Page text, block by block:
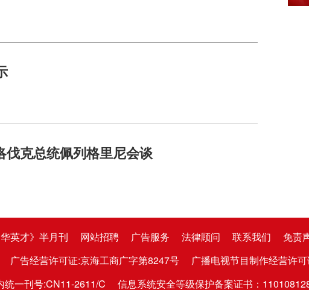
伐克总统佩列格里尼会谈
英才》半月刊 网站招聘 广告服务 法律顾问 联系我们 免责
广告经营许可证:京海工商广字第8247号
广播电视节目制作经营许
统一刊号:CN11-2611/C 信息系统安全等级保护备案证书：